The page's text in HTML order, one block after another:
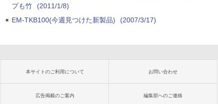
プも竹
(2011/1/8)
EM-TKB100(今週見つけた新製品)
(2007/3/17)
本サイトのご利用について お問い合わせ
広告掲載のご案内 編集部へのご連絡